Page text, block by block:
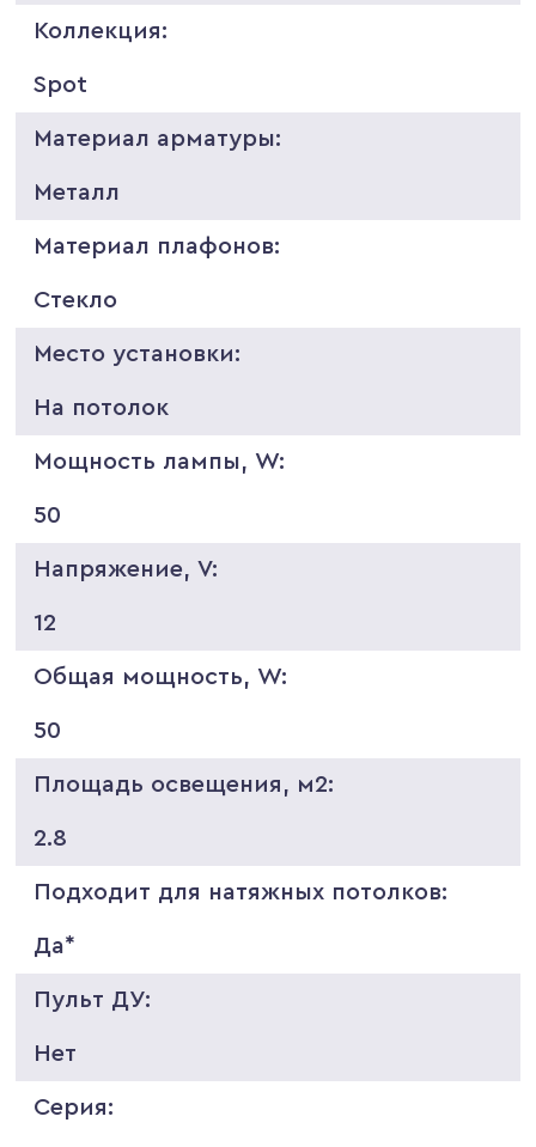
Коллекция:
Spot
Материал арматуры:
Металл
Материал плафонов:
Стекло
Место установки:
На потолок
Мощность лампы, W:
50
Напряжение, V:
12
Общая мощность, W:
50
Площадь освещения, м2:
2.8
Подходит для натяжных потолков:
Да*
Пульт ДУ:
Нет
Серия: